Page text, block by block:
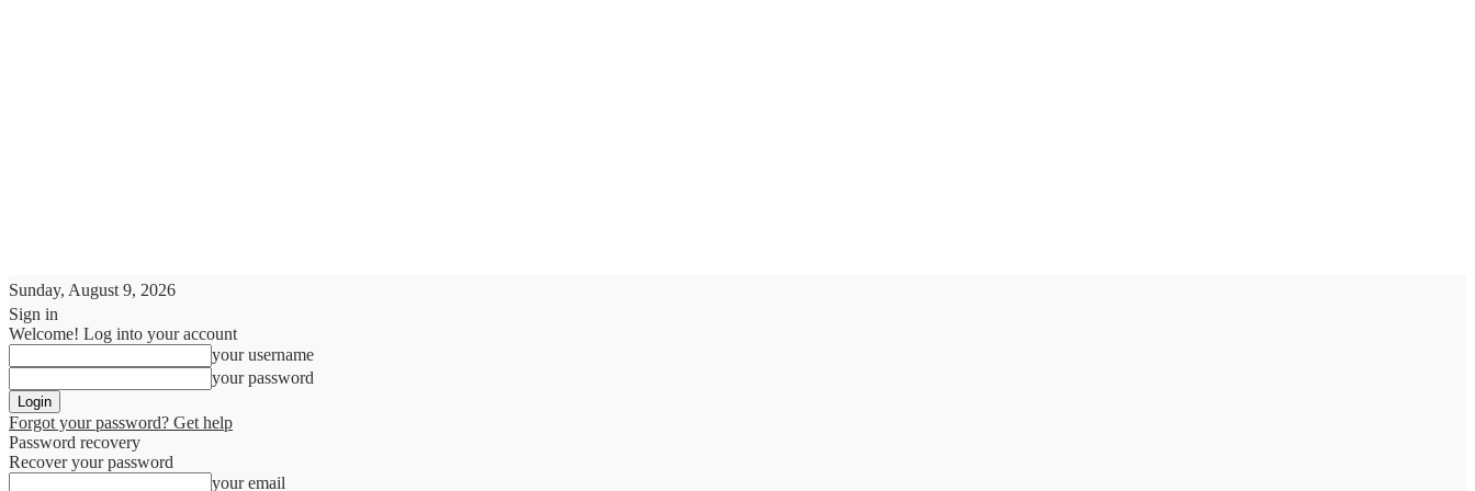
Sunday, August 9, 2026
Sign in
Welcome! Log into your account
your username
your password
Forgot your password? Get help
Password recovery
Recover your password
your email